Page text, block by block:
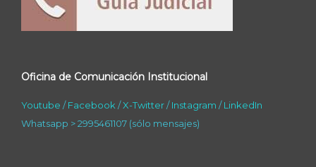
Oficina de Comunicación Institucional
Youtube /Facebook /X-Twitter/Instagram /LinkedIn
Whatsapp > 2995461107 (sólo mensajes)